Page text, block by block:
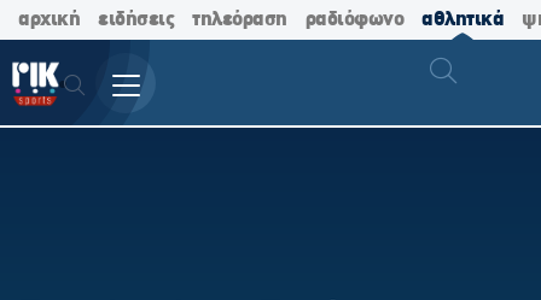
αρχική ειδήσεις τηλεόραση ραδιόφωνο αθλητικά